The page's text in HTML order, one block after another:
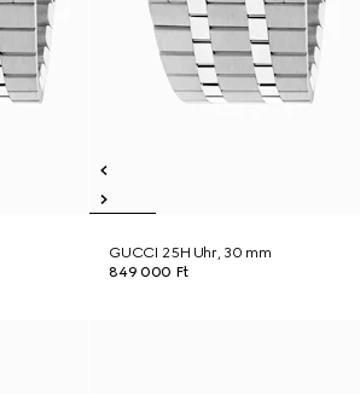
GUCCI 25H Uhr, 30 mm
849 000 Ft